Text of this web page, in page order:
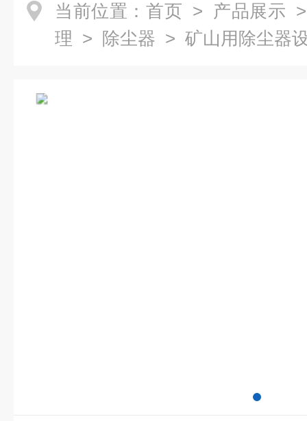
当前位置： 首页 > 产品展示
理 > 除尘器 > 矿山用除尘器